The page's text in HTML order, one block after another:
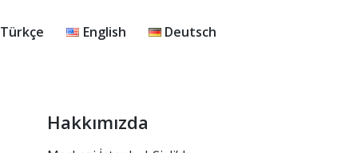
Türkçe English Deutsch
Hakkımızda